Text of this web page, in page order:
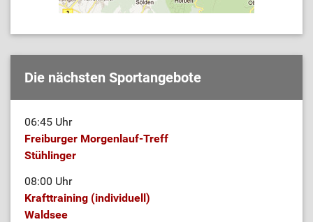
Die nächsten Sportangebote
06:45 Uhr
Freiburger Morgenlauf-Treff
Stühlinger
08:00 Uhr
Krafttraining (individuell)
Waldsee